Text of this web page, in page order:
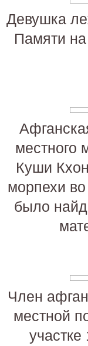
Девушка
Памяти
местного
Куши
морпехи во
было
Член
местной